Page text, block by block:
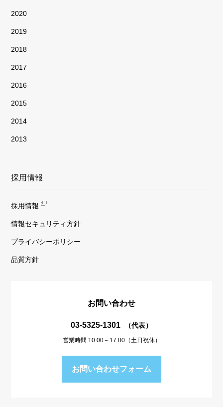
2020
2019
2018
2017
2016
2015
2014
2013
採用情報
採用情報
情報セキュリティ方針
プライバシーポリシー
品質方針
お問い合わせ
03-5325-1301 （代表）
営業時間 10:00～17:00（土日祝休）
お問い合わせフォーム